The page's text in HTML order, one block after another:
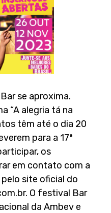
se aproxima.
“A alegria tá na
têm até o dia 20
para a 17ª
os
em contato com a
site oficial do
O festival Bar
da Ambev e